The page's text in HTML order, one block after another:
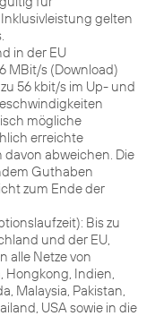
gelten
in der EU
MBit/s (Download)
56 kbit/s im Up- und
mögliche
erreichte
abweichen. Die
Guthaben
zum Ende der
Bis zu
und der EU,
alle Netze von
Hongkong, Indien,
Malaysia, Pakistan,
USA sowie in die